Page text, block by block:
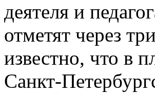
деятеля и
отметят через
известно, что в
Санкт-